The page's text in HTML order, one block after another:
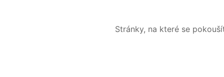
Stránky, na které se